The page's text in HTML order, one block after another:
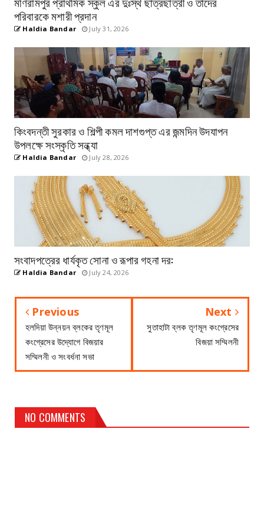
পরিবারকে মশারী প্রদান
Haldia Bandar July 31, 2026
কিংবদন্তী সুরকার ও শিল্পী কমল দাশগুপ্ত এর জন্মদিন উদযাপন
উপলক্ষে সংস্কৃতি সন্ধ্যা
Haldia Bandar July 28, 2026
সংবাদপত্রের ধার্যকৃত সোনা ও রূপার গহনা দর:
Haldia Bandar July 24, 2026
Previous
হলদিয়া উন্নয়ন ব্লকের তৃণমূল
কংগ্রেসের উদ্যোগে বিজয়ার
সম্মিলনী ও সংবর্ধনা সভা
Next
সুতাহাটা ব্লক তৃণমূল কংগ্রেসের
বিজয়া সম্মিলনী
NO COMMENTS